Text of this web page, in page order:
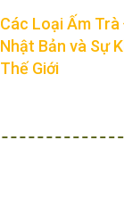
Các Loại Ấm
Nhật Bản và Sự
Thế Giới